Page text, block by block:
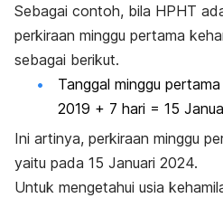
Sebagai contoh, bila HPHT
perkiraan minggu pertama
sebagai berikut.
Tanggal minggu
2019 + 7 hari = 15
Ini artinya, perkiraan minggu
yaitu pada 15 Januari 2024.
Untuk mengetahui usia